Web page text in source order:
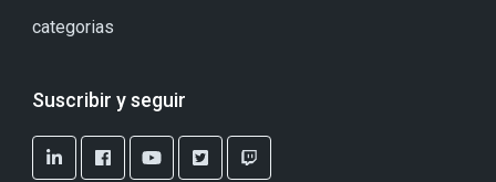
categorias
Suscribir y seguir